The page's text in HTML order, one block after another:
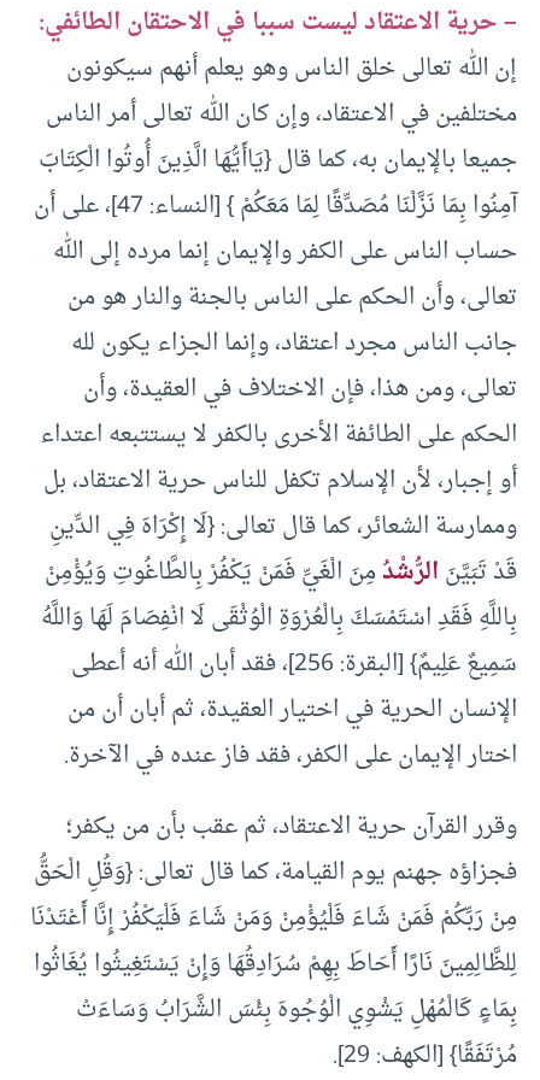
– حرية الاعتقاد ليست سببا في الاحتقان الطائفي:
إن الله تعالى خلق الناس وهو يعلم أنهم سيكونون
مختلفين في الاعتقاد، وإن كان الله تعالى أمر الناس
جميعا بالإيمان به، كما قال {يَاأَيُّهَا الَّذِينَ أُوتُوا الْكِتَابَ
آمِنُوا بِمَا نَزَّلْنَا مُصَدِّقًا لِمَا مَعَكُمْ } [النساء: 47]، على أن
حساب الناس على الكفر والإيمان إنما مرده إلى الله
تعالى، وأن الحكم على الناس بالجنة والنار هو من
جانب الناس مجرد اعتقاد، وإنما الجزاء يكون لله
تعالى، ومن هذا، فإن الاختلاف في العقيدة، وأن
الحكم على الطائفة الأخرى بالكفر لا يستتبعه اعتداء
أو إجبار، لأن الإسلام تكفل للناس حرية الاعتقاد، بل
وممارسة الشعائر، كما قال تعالى: {لَا إِكْرَاهَ فِي الدِّينِ
قَدْ تَبَيَّنَالرُّشْدُمِنَ الْغَيِّ فَمَنْ يَكْفُرْ بِالطَّاغُوتِ وَيُؤْمِنْ
بِاللَّهِ فَقَدِ اسْتَمْسَكَ بِالْعُرْوَةِ الْوُثْقَى لَا انْفِصَامَ لَهَا وَاللَّهُ
سَمِيعٌ عَلِيمٌ} [البقرة: 256]، فقد أبان الله أنه أعطى
الإنسان الحرية في اختيار العقيدة، ثم أبان أن من
اختار الإيمان على الكفر، فقد فاز عنده في الآخرة.
وقرر القرآن حرية الاعتقاد، ثم عقب بأن من يكفر؛
فجزاؤه جهنم يوم القيامة، كما قال تعالى: {وَقُلِ الْحَقُّ
مِنْ رَبِّكُمْ فَمَنْ شَاءَ فَلْيُؤْمِنْ وَمَنْ شَاءَ فَلْيَكْفُرْ إِنَّا أَعْتَدْنَا
لِلظَّالِمِينَ نَارًا أَحَاطَ بِهِمْ سُرَادِقُهَا وَإِنْ يَسْتَغِيثُوا يُغَاثُوا
بِمَاءٍ كَالْمُهْلِ يَشْوِي الْوُجُوهَ بِئْسَ الشَّرَابُ وَسَاءَتْ
مُرْتَفَقًا} [الكهف: 29].